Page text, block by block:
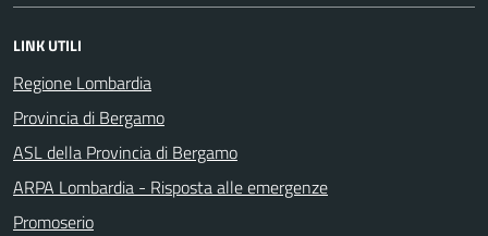
LINK UTILI
Regione Lombardia
Provincia di Bergamo
ASL della Provincia di Bergamo
ARPA Lombardia - Risposta alle emergenze
Promoserio